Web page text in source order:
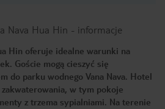
Nava Hua Hin - informacje
Hin oferuje idealne warunki na
Goście mogą cieszyć się
do parku wodnego Vana Nava. Hotel
w tym pokoje
z trzema sypialniami. Na terenie